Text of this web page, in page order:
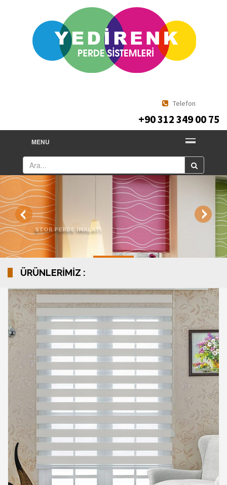
Telefon
+90 312 349 00 75
MENU
STOR PERDE İMALATI
ÜRÜNLERİMİZ :